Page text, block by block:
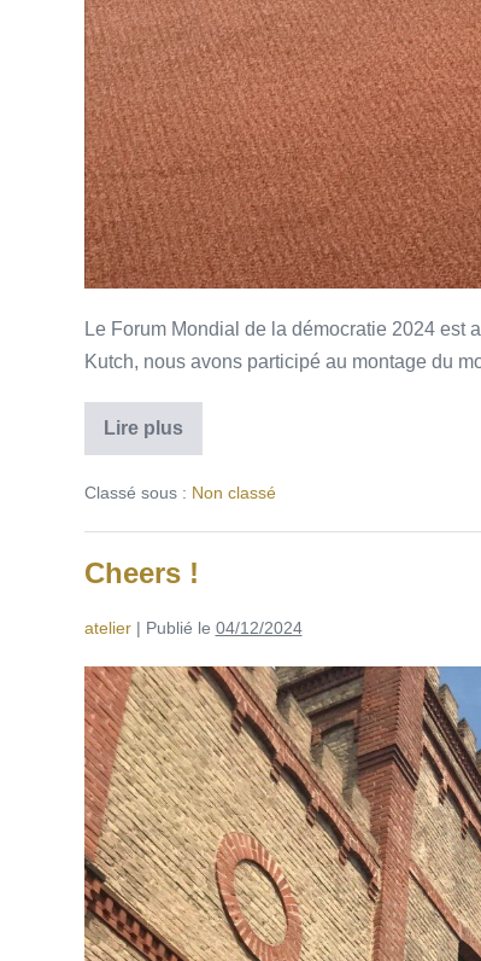
Le Forum Mondial de la démocratie 2024 est
Kutch, nous avons participé au montage du
Lire plus
Classé sous : Non classé
Cheers !
atelier| Publié le 04/12/2024